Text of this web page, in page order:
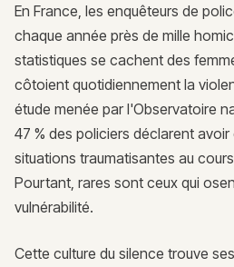
En France, les enquêteurs de
chaque année près de mille
statistiques se cachent des
côtoient quotidiennement la
étude menée par l'Observatoire
47 % des policiers déclarent
situations traumatisantes au
Pourtant, rares sont ceux qui
vulnérabilité.
Cette culture du silence trouve